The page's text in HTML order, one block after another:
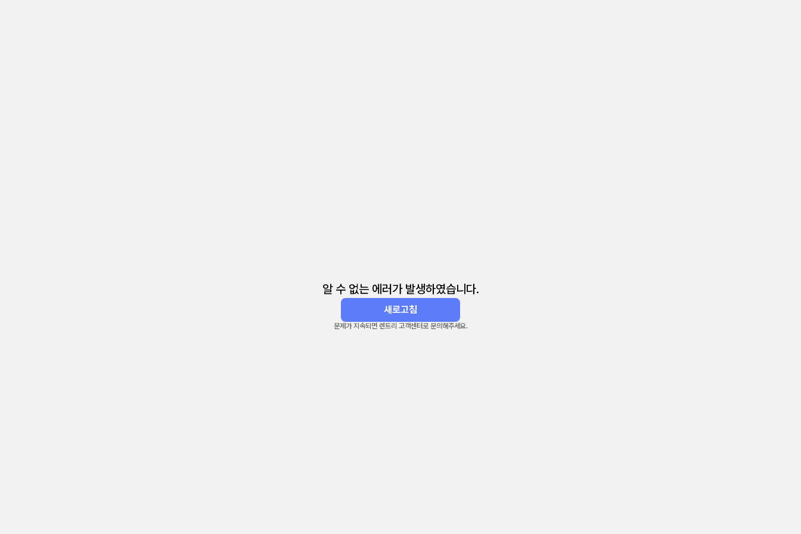
알 수 없는 에러가 발생하였습니다.
새로고침
문제가 지속되면 렌트리 고객센터로 문의해주세요.